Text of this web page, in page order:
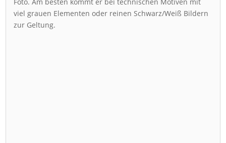
viel grauen Elementen oder reinen Schwarz/Weiß Bildern
zur Geltung.